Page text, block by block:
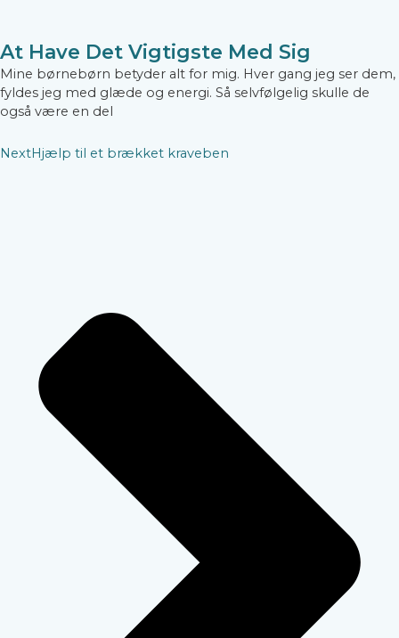
At Have Det Vigtigste Med Sig
Mine børnebørn betyder alt for mig. Hver gang jeg ser dem,
fyldes jeg med glæde og energi. Så selvfølgelig skulle de
også være en del
NextHjælp til et brækket kraveben